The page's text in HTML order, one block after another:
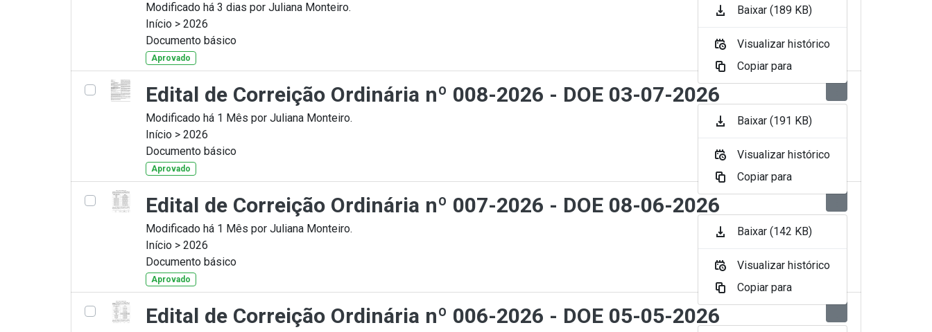
Modificado há 3 dias por Juliana Monteiro.
Início > 2026
Documento básico
Aprovado
Edital de Correição Ordinária nº 008-2026 - DOE 03-07-2026
Modificado há 1 Mês por Juliana Monteiro.
Início > 2026
Documento básico
Aprovado
Edital de Correição Ordinária nº 007-2026 - DOE 08-06-2026
Modificado há 1 Mês por Juliana Monteiro.
Início > 2026
Documento básico
Aprovado
Edital de Correição Ordinária nº 006-2026 - DOE 05-05-2026
Baixar (189 KB)
Visualizar histórico
Copiar para
Baixar (191 KB)
Visualizar histórico
Copiar para
Baixar (142 KB)
Visualizar histórico
Copiar para